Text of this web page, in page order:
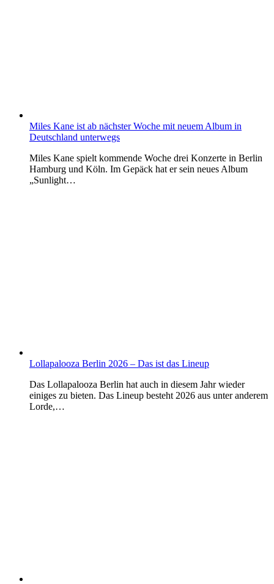
Miles Kane ist ab nächster Woche mit neuem Album in
Deutschland unterwegs
Miles Kane spielt kommende Woche drei Konzerte in Berlin
Hamburg und Köln. Im Gepäck hat er sein neues Album
„Sunlight…
Lollapalooza Berlin 2026 – Das ist das Lineup
Das Lollapalooza Berlin hat auch in diesem Jahr wieder
einiges zu bieten. Das Lineup besteht 2026 aus unter anderem
Lorde,…